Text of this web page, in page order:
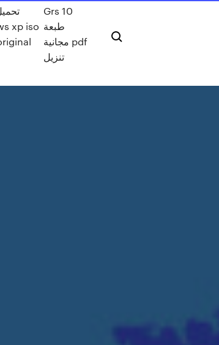
xp iso
Grs 10
طبعة
مجانية pdf
تنزيل